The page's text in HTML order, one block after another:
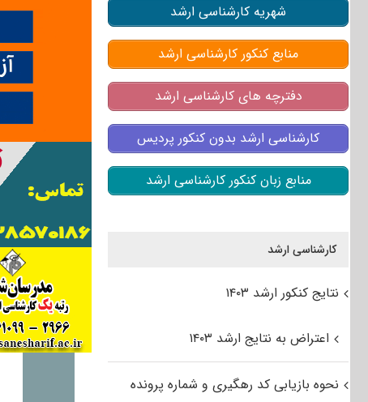
شهریه کارشناسی ارشد
منابع کنکور کارشناسی ارشد
دفترچه های کارشناسی ارشد
کارشناسی ارشد بدون کنکور پردیس
منابع زبان کنکور کارشناسی ارشد
کارشناسی ارشد
نتایج کنکور ارشد ۱۴۰۳
اعتراض به نتایج ارشد ۱۴۰۳
نحوه بازیابی کد رهگیری و شماره پرونده